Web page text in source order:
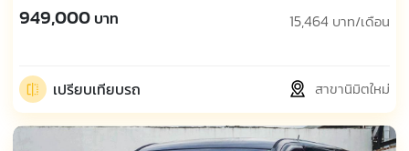
949,000 บาท 15,464 บาท/เดือน
เปรียบเทียบรถ สาขานิมิตใหม่